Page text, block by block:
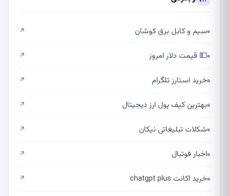
سیم و کابل برق کوشان ↗
💵 قیمت دلار امروز ↗
خرید استارز تلگرام ↗
بهترین کیف پول ارز دیجیتال ↗
شکلات تبلیغاتی نیکان ↗
اخبار فوتبال ↗
خرید اکانت chatgpt plus ↗